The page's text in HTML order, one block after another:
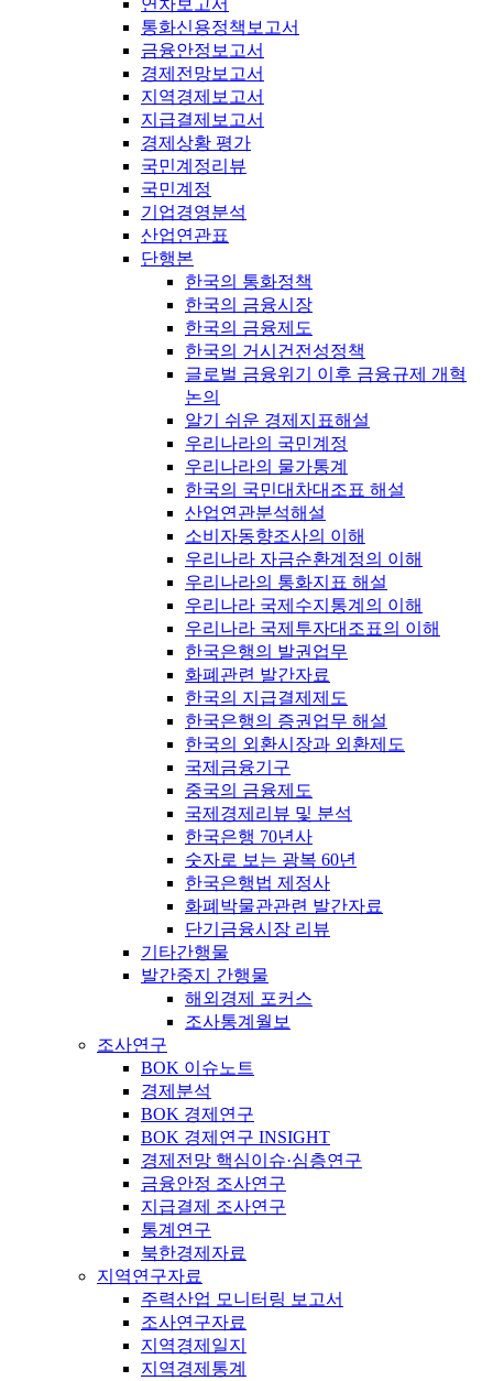
연차보고서
통화신용정책보고서
금융안정보고서
경제전망보고서
지역경제보고서
지급결제보고서
경제상황 평가
국민계정리뷰
국민계정
기업경영분석
산업연관표
단행본
한국의 통화정책
한국의 금융시장
한국의 금융제도
한국의 거시건전성정책
글로벌 금융위기 이후 금융규제 개혁
논의
알기 쉬운 경제지표해설
우리나라의 국민계정
우리나라의 물가통계
한국의 국민대차대조표 해설
산업연관분석해설
소비자동향조사의 이해
우리나라 자금순환계정의 이해
우리나라의 통화지표 해설
우리나라 국제수지통계의 이해
우리나라 국제투자대조표의 이해
한국은행의 발권업무
화폐관련 발간자료
한국의 지급결제제도
한국은행의 증권업무 해설
한국의 외환시장과 외환제도
국제금융기구
중국의 금융제도
국제경제리뷰 및 분석
한국은행 70년사
숫자로 보는 광복 60년
한국은행법 제정사
화폐박물관관련 발간자료
단기금융시장 리뷰
기타간행물
발간중지 간행물
해외경제 포커스
조사통계월보
조사연구
BOK 이슈노트
경제분석
BOK 경제연구
BOK 경제연구 INSIGHT
경제전망 핵심이슈·심층연구
금융안정 조사연구
지급결제 조사연구
통계연구
북한경제자료
지역연구자료
주력산업 모니터링 보고서
조사연구자료
지역경제일지
지역경제통계